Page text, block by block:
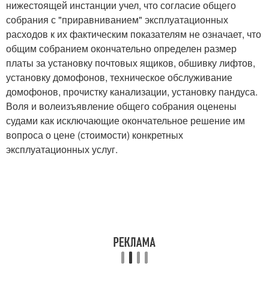
нижестоящей инстанции учел, что согласие общего
собрания с "приравниванием" эксплуатационных
расходов к их фактическим показателям не означает, что
общим собранием окончательно определен размер
платы за установку почтовых ящиков, обшивку лифтов,
установку домофонов, техническое обслуживание
домофонов, прочистку канализации, установку пандуса.
Воля и волеизъявление общего собрания оценены
судами как исключающие окончательное решение им
вопроса о цене (стоимости) конкретных
эксплуатационных услуг.